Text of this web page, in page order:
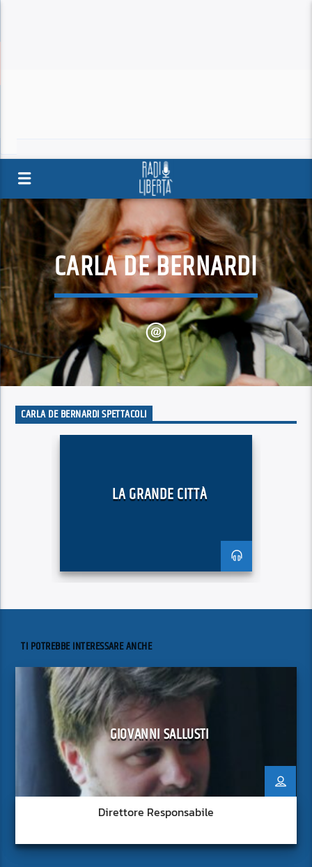
CARLA DE BERNARDI
CARLA DE BERNARDI SPETTACOLI
LA GRANDE CITTÀ
TI POTREBBE INTERESSARE ANCHE
GIOVANNI SALLUSTI
Direttore Responsabile